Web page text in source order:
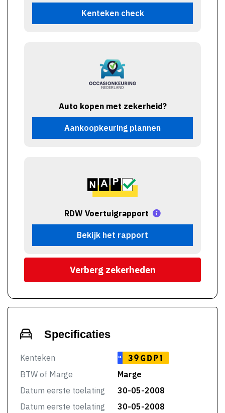
Kenteken check
Auto kopen met zekerheid?
Aankoopkeuring plannen
RDW Voertuigrapport
Bekijk het rapport
Verberg zekerheden
Specificaties
Kenteken NL
39GDP1
BTW of Marge
Marge
Datum eerste toelating
30-05-2008
Datum eerste toelating
30-05-2008